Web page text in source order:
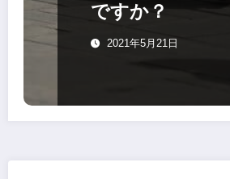
ですか？
2021年5月21日